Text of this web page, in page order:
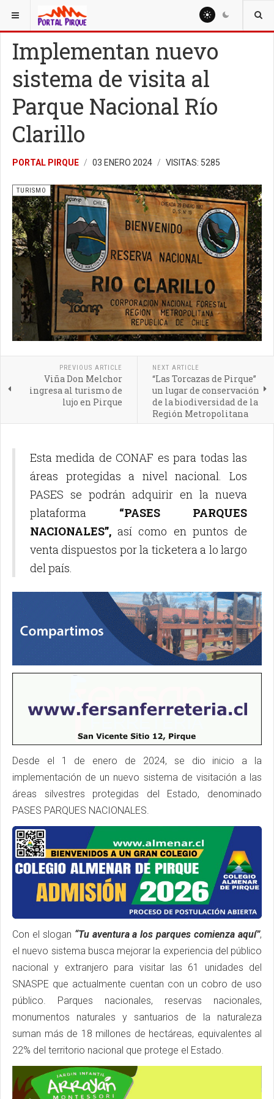
ESTÁ AQUÍ: TURISMO
Implementan nuevo
sistema de visita al
Parque Nacional Río
Clarillo
PORTAL PIRQUE 03 ENERO 2024 VISITAS: 5285
TURISMO
PREVIOUS ARTICLE
Viña Don Melchor
ingresa al turismo de
lujo en Pirque
NEXT ARTICLE
“Las Torcazas de Pirque”
un lugar de conservación
de la biodiversidad de la
Región Metropolitana
Esta medida de CONAF es para todas las
áreas protegidas a nivel nacional. Los
PASES se podrán adquirir en la nueva
plataforma “PASES PARQUES
NACIONALES”, así como en puntos de
venta dispuestos por la ticketera a lo largo
del país.
Desde el 1 de enero de 2024, se dio inicio a la
implementación de un nuevo sistema de visitación a las
áreas silvestres protegidas del Estado, denominado
PASES PARQUES NACIONALES.
Con el slogan “Tu aventura a los parques comienza aquí”,
el nuevo sistema busca mejorar la experiencia del público
nacional y extranjero para visitar las 61 unidades del
SNASPE que actualmente cuentan con un cobro de uso
público. Parques nacionales, reservas nacionales,
monumentos naturales y santuarios de la naturaleza
suman más de 18 millones de hectáreas, equivalentes al
22% del territorio nacional que protege el Estado.